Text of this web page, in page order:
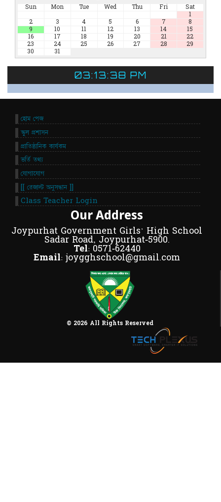
Sun Mon Tue Wed Thu Fri
Sat
1
2
3 4 5 6 7
8
9
10 11 12 13 14
15
16
17 18 19 20 21
22
23
24 25 26 27 28
29
30
31
03:13:38 PM
© 2026 All Rights Reserved
Our Address
Joypurhat Government Girls' High School
Sadar Road, Joypurhat-5900.
Tel: 0571-62440
Email: joygghschool@gmail.com
হোম পেজ
স্কুল প্রশাসন
প্রাতিষ্ঠানিক কার্যকম
ভর্তি তথ্য
যোগাযোগ
[[ রেজাল্ট অনুসন্ধান ]]
Class Teacher Login